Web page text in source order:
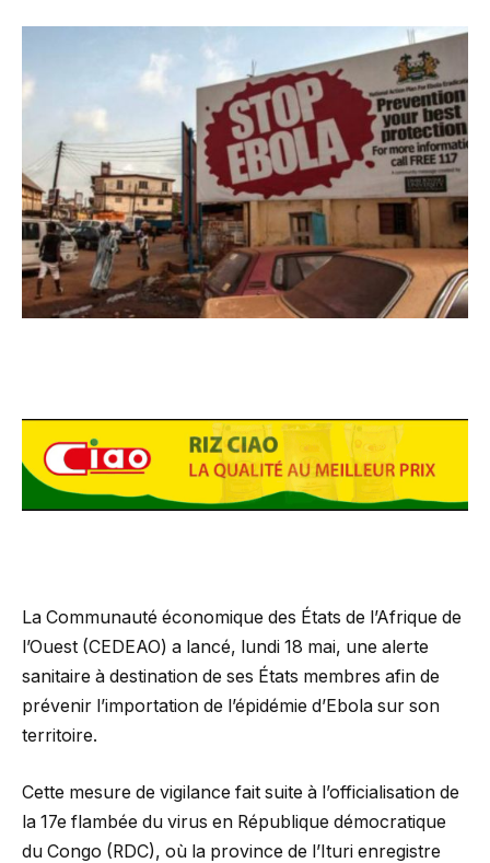
La Communauté économique des États de l’Afrique de
l’Ouest (CEDEAO) a lancé, lundi 18 mai, une alerte
sanitaire à destination de ses États membres afin de
prévenir l’importation de l’épidémie d’Ebola sur son
territoire.
Cette mesure de vigilance fait suite à l’officialisation de
la 17e flambée du virus en République démocratique
du Congo (RDC), où la province de l’Ituri enregistre